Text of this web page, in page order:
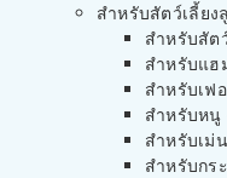
สำหรับสัตว์เลี้ยง
สำหรับสัต
สำหรับแฮ
สำหรับเฟ
สำหรับหนู
สำหรับเม่
สำหรับกร